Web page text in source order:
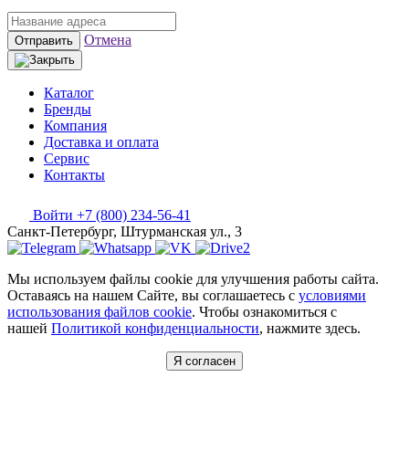
Отправить Отмена
Каталог
Бренды
Компания
Доставка и оплата
Сервис
Контакты
Войти +7 (800) 234-56-41
Санкт-Петербург, Штурманская ул., 3
Мы используем файлы cookie для улучшения работы сайта.
Оставаясь на нашем Сайте, вы соглашаетесь с условиями
использования файлов cookie. Чтобы ознакомиться с
нашей Политикой конфиденциальности, нажмите здесь.
Я согласен